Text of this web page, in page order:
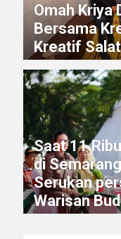
Omah Kriya
Bersama
Kreatif
Saat 11
di
Serukan
Warisan